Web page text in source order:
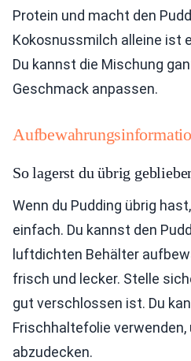
Protein und macht den
Kokosnussmilch alleine ist
Du kannst die Mischung
Geschmack anpassen.
So lagerst du übrig
Wenn du Pudding übrig
einfach. Du kannst den
luftdichten Behälter
frisch und lecker. Stelle
gut verschlossen ist. Du
Frischhaltefolie verwenden,
abzudecken.